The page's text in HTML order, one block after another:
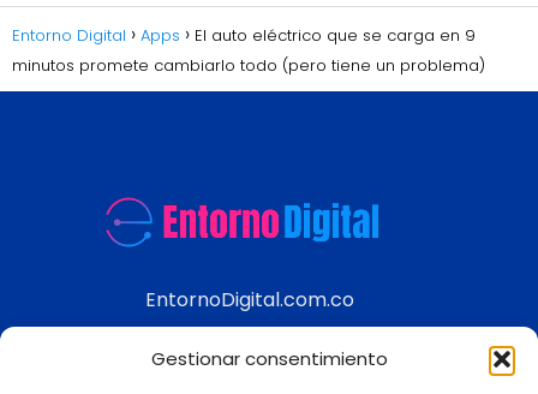
Gestionar consentimiento
Entorno Digital Apps
El auto eléctrico que se carga en 9
minutos promete cambiarlo todo (pero tiene un problema)
EntornoDigital.com.co
modernos